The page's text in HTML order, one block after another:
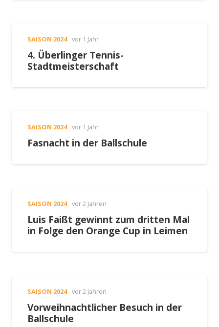
SAISON 2024 vor 1 Jahr
4. Überlinger Tennis-
Stadtmeisterschaft
SAISON 2024 vor 1 Jahr
Fasnacht in der Ballschule
SAISON 2024 vor 2 Jahren
Luis Faißt gewinnt zum dritten Mal
in Folge den Orange Cup in Leimen
SAISON 2024 vor 2 Jahren
Vorweihnachtlicher Besuch in der
Ballschule